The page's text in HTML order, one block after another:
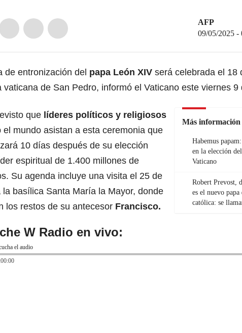
AFP
09/05/2025 -
de entronización del papa León XIV será celebrada el 18
vaticana de San Pedro, informó el Vaticano este viernes 9
Más información
Habemus
en la elección
Vaticano
Robert Prevost,
es el nuevo
católica: se
que líderes políticos y religiosos
el mundo asistan a esta ceremonia que
10 días después de su elección
espiritual de 1.400 millones de
Su agenda incluye una visita el 25 de
la basílica Santa María la Mayor, donde
los restos de su antecesor Francisco.
W Radio en vivo:
el audio